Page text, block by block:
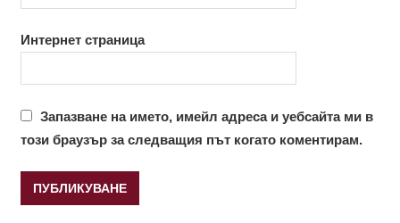
Интернет страница
Запазване на името, имейл адреса и уебсайта ми в
този браузър за следващия път когато коментирам.